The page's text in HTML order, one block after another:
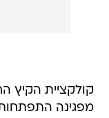
קולקציית הקיץ
מפגינה